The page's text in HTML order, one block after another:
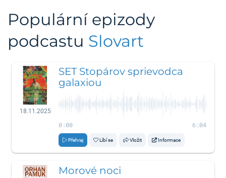
Populární epizody
podcastu Slovart
18.11.2025
SET Stopárov sprievodca
galaxiou
0:00 6:04
Přehraj Líbí se Vložit Informace
Morové noci